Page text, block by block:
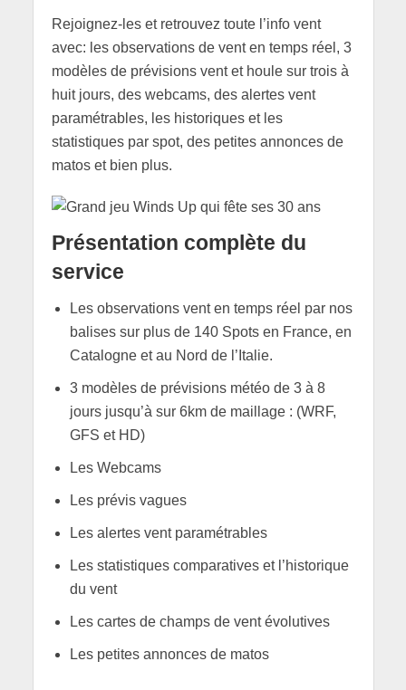
Rejoignez-les et retrouvez toute l’info vent
avec: les observations de vent en temps réel, 3
modèles de prévisions vent et houle sur trois à
huit jours, des webcams, des alertes vent
paramétrables, les historiques et les
statistiques par spot, des petites annonces de
matos et bien plus.
Présentation complète du
service
Les observations vent en temps réel par nos
balises sur plus de 140 Spots en France, en
Catalogne et au Nord de l’Italie.
3 modèles de prévisions météo de 3 à 8
jours jusqu’à sur 6km de maillage : (WRF,
GFS et HD)
Les Webcams
Les prévis vagues
Les alertes vent paramétrables
Les statistiques comparatives et l’historique
du vent
Les cartes de champs de vent évolutives
Les petites annonces de matos